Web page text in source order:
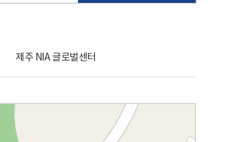
제주 NIA 글로벌센터